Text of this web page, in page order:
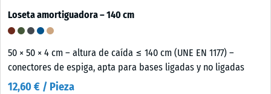
Loseta amortiguadora – 140 cm
50 × 50 × 4 cm – altura de caída ≤ 140 cm (UNE EN 1177) –
conectores de espiga, apta para bases ligadas y no ligadas
12,60 € / Pieza